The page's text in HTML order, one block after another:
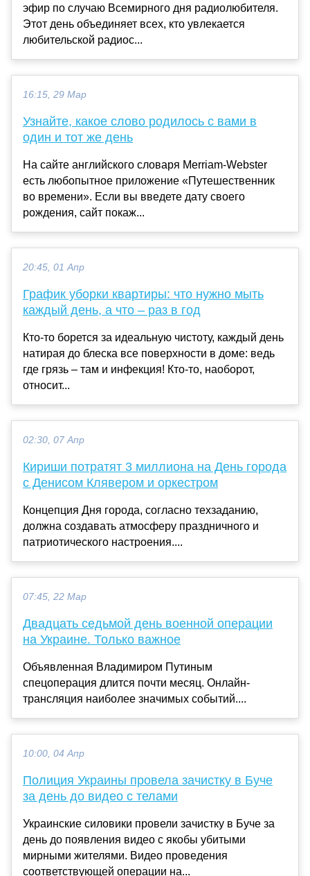
эфир по случаю Всемирного дня радиолюбителя.
Этот день объединяет всех, кто увлекается
любительской радиос...
16:15, 29 Мар
Узнайте, какое слово родилось с вами в
один и тот же день
На сайте английского словаря Merriam-Webster
есть любопытное приложение «Путешественник
во времени». Если вы введете дату своего
рождения, сайт покаж...
20:45, 01 Апр
График уборки квартиры: что нужно мыть
каждый день, а что – раз в год
Кто-то борется за идеальную чистоту, каждый день
натирая до блеска все поверхности в доме: ведь
где грязь – там и инфекция! Кто-то, наоборот,
относит...
02:30, 07 Апр
Кириши потратят 3 миллиона на День города
с Денисом Клявером и оркестром
Концепция Дня города, согласно техзаданию,
должна создавать атмосферу праздничного и
патриотического настроения....
07:45, 22 Мар
Двадцать седьмой день военной операции
на Украине. Только важное
Объявленная Владимиром Путиным
спецоперация длится почти месяц. Онлайн-
трансляция наиболее значимых событий....
10:00, 04 Апр
Полиция Украины провела зачистку в Буче
за день до видео с телами
Украинские силовики провели зачистку в Буче за
день до появления видео с якобы убитыми
мирными жителями. Видео проведения
соответствующей операции на...